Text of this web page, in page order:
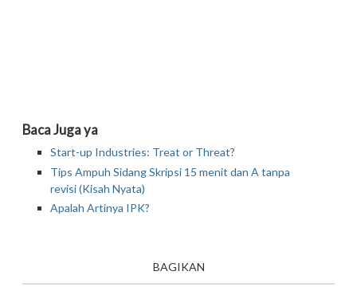
Baca Juga ya
Start-up Industries: Treat or Threat?
Tips Ampuh Sidang Skripsi 15 menit dan A tanpa
revisi (Kisah Nyata)
Apalah Artinya IPK?
BAGIKAN